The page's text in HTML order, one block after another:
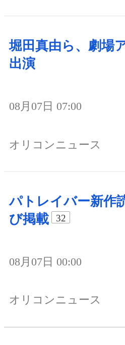
堀田真由ら、劇場
出演
08月07日 07:00
オリコンニュース
パトレイバー新作
び掲載
32
08月07日 00:00
オリコンニュース